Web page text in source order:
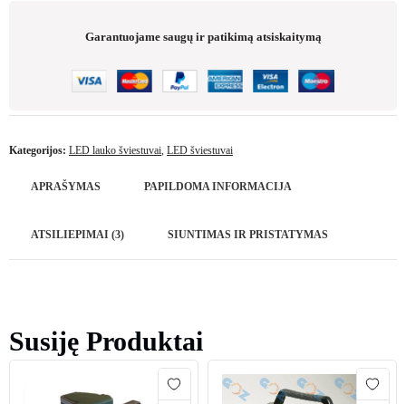
Garantuojame saugų ir patikimą atsiskaitymą
Kategorijos: LED lauko šviestuvai, LED šviestuvai
APRAŠYMAS PAPILDOMA INFORMACIJA
ATSILIEPIMAI (3) SIUNTIMAS IR PRISTATYMAS
Susiję Produktai